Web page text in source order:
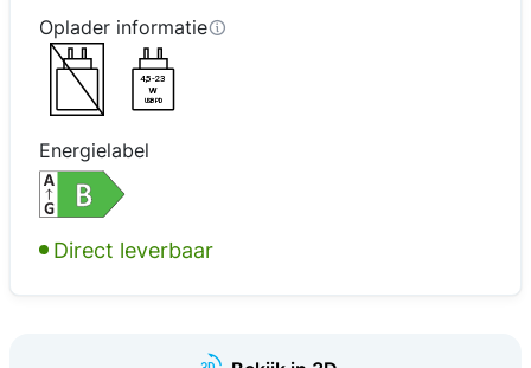
in 3D
in 3D
in 3D
in 3D
Oplader informatie
4,5-23
W
USB PD
Energielabel
Direct leverbaar